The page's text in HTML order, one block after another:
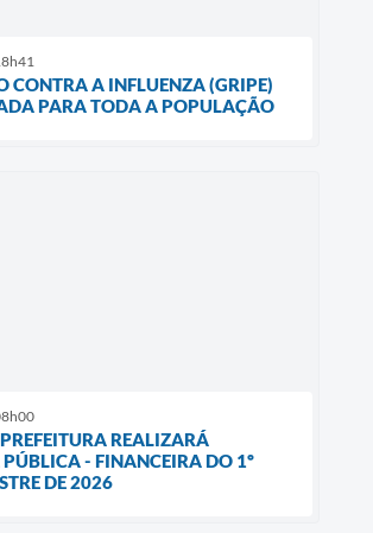
CONTRA A INFLUENZA (GRIPE)
PARA TODA A POPULAÇÃO
REALIZARÁ
- FINANCEIRA DO 1º
DE 2026